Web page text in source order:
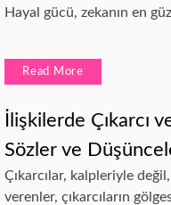
Hayal gücü, zekanın en
Read More
İlişkilerde Çıkarcı
Sözler ve
Çıkarcılar, kalpleriyle
verenler, çıkarcıların